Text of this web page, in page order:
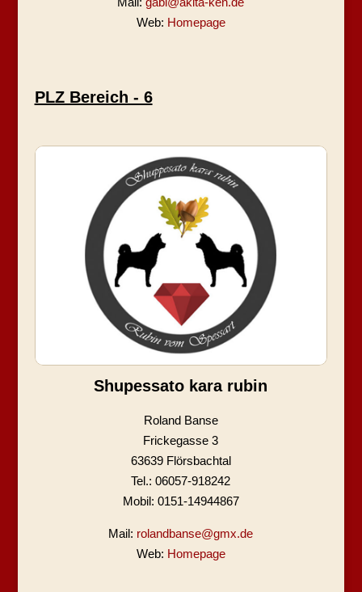
Web: Homepage
PLZ Bereich - 6
Shupessato kara rubin
Roland Banse
Frickegasse 3
63639 Flörsbachtal
Tel.: 06057-918242
Mobil: 0151-14944867
Mail: rolandbanse@gmx.de
Web: Homepage